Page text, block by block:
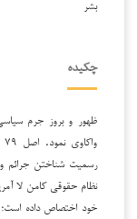
بشر
چکیده
ظهور و بروز جرم
رسمیت شناختن جرائم
نظام حقوقی کامن لا
خود اختصاص داده است؛